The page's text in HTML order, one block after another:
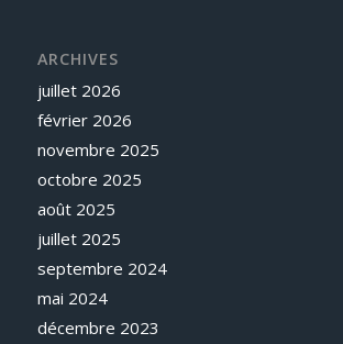
ARCHIVES
juillet 2026
février 2026
novembre 2025
octobre 2025
août 2025
juillet 2025
septembre 2024
mai 2024
décembre 2023